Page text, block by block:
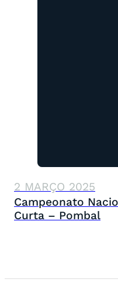
2 MARÇO 2025
Campeonato
Curta – Pombal